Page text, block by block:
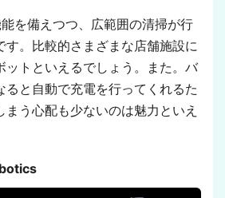
を備えつつ、広範囲の清掃が行
す。比較的さまざまな店舗施設に
ットといえるでしょう。また。バ
ると自動で充電を行ってくれるた
まう心配も少ないのは魅力といえ